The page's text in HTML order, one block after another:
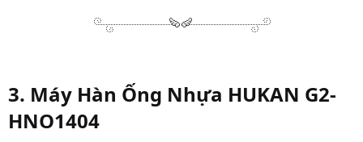
3. Máy Hàn Ống Nhựa HUKAN G2-
HNO1404​